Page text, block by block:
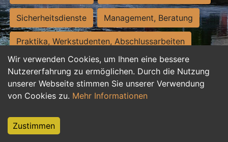
Wir verwenden Cookies, um Ihnen eine bessere
Nutzererfahrung zu ermöglichen. Durch die Nutzung
unserer Webseite stimmen Sie unserer Verwendung
von Cookies zu. Mehr Informationen
Zustimmen
Sicherheitsdienste Management, Beratung
Praktika, Werkstudenten, Abschlussarbeiten
Personalwesen Assistenz, Sekretariat
Hilfskräfte, Aushilfs- und Nebenjobs
Weiterbildung, Studium, duale Ausbildung